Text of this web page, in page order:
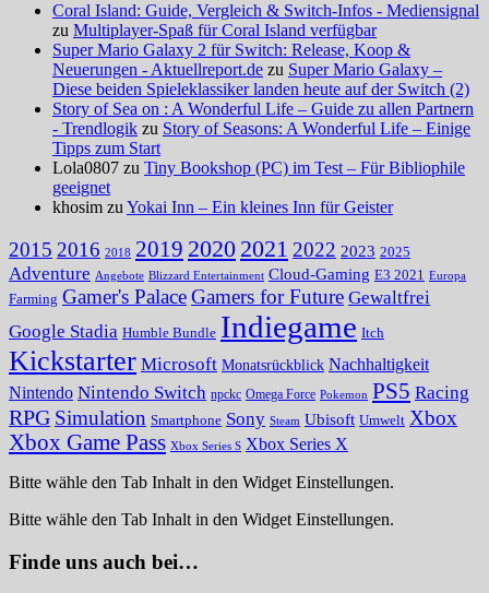
Coral Island: Guide, Vergleich & Switch-Infos - Mediensignal
zu Multiplayer-Spaß für Coral Island verfügbar
Super Mario Galaxy 2 für Switch: Release, Koop &
Neuerungen - Aktuellreport.de zu Super Mario Galaxy –
Diese beiden Spieleklassiker landen heute auf der Switch (2)
Story of Sea on : A Wonderful Life – Guide zu allen Partnern
- Trendlogik zu Story of Seasons: A Wonderful Life – Einige
Tipps zum Start
Lola0807 zu Tiny Bookshop (PC) im Test – Für Bibliophile
geeignet
khosim zu Yokai Inn – Ein kleines Inn für Geister
2015 2016 2018 2019 2020 2021 2022 2023 2025
Adventure Angebote Blizzard Entertainment Cloud-Gaming E3 2021 Europa
Farming Gamer's PalaceGamers for Future Gewaltfrei
Google Stadia Humble Bundle Indiegame Itch
Kickstarter Microsoft Monatsrückblick Nachhaltigkeit
Nintendo Nintendo Switch npckc Omega Force Pokemon PS5 Racing
RPG Simulation Smartphone Sony Steam Ubisoft Umwelt Xbox
Xbox Game Pass Xbox Series S Xbox Series X
Bitte wähle den Tab Inhalt in den Widget Einstellungen.
Bitte wähle den Tab Inhalt in den Widget Einstellungen.
Finde uns auch bei…